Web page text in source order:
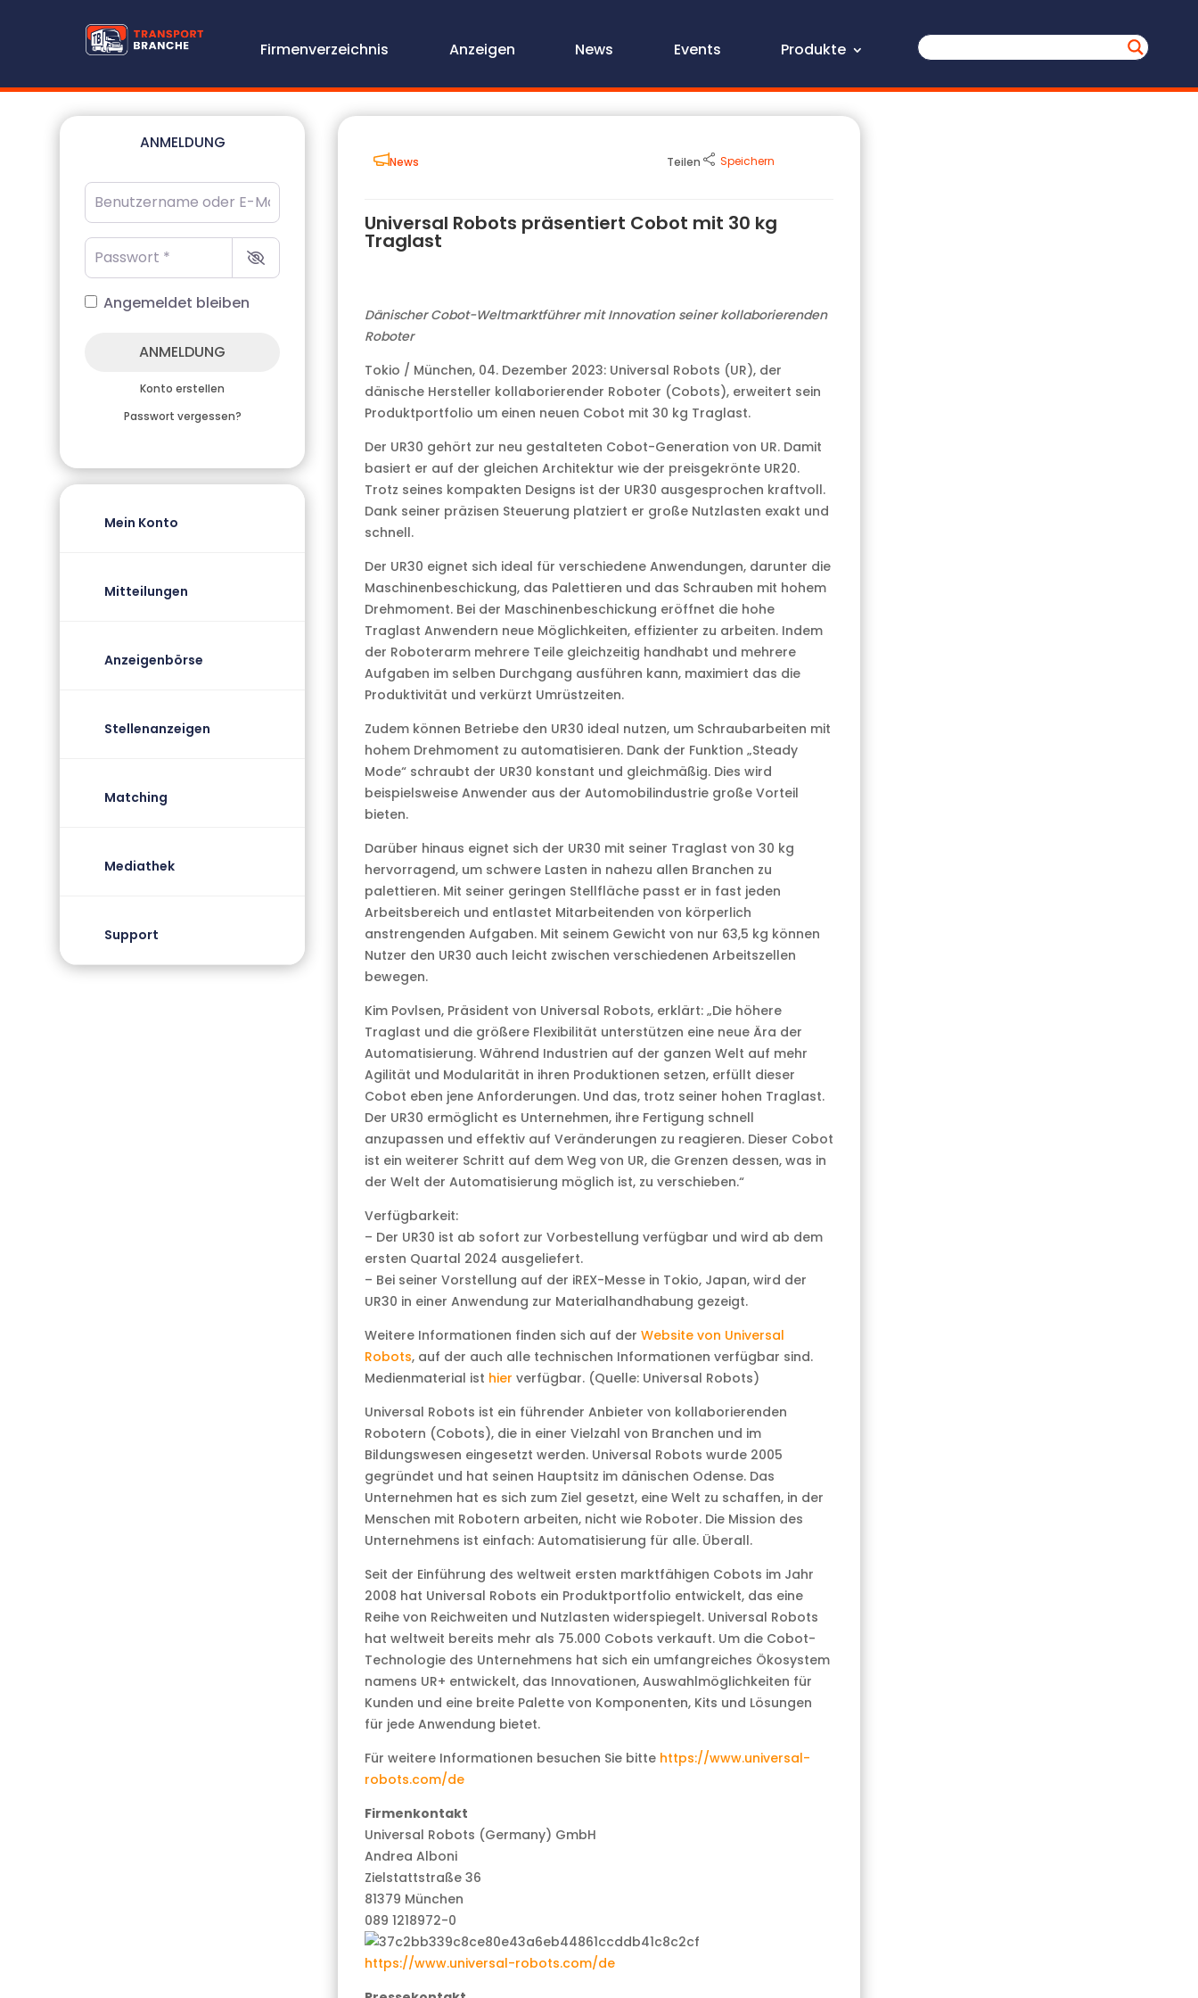
Firmenverzeichnis Anzeigen News Events Produkte
ANMELDUNG
Benutzername oder E-Mail-Adresse
Passwort
Angemeldet bleiben
ANMELDUNG
Konto erstellen
Passwort vergessen?
Mein Konto
Mitteilungen
Anzeigenbörse
Stellenanzeigen
Matching
Mediathek
Support
News Teilen Speichern
Universal Robots präsentiert Cobot mit 30 kg
Traglast
Dänischer Cobot-Weltmarktführer mit Innovation seiner kollaborierenden
Roboter
Tokio / München, 04. Dezember 2023: Universal Robots (UR), der
dänische Hersteller kollaborierender Roboter (Cobots), erweitert sein
Produktportfolio um einen neuen Cobot mit 30 kg Traglast.
Der UR30 gehört zur neu gestalteten Cobot-Generation von UR. Damit
basiert er auf der gleichen Architektur wie der preisgekrönte UR20.
Trotz seines kompakten Designs ist der UR30 ausgesprochen kraftvoll.
Dank seiner präzisen Steuerung platziert er große Nutzlasten exakt und
schnell.
Der UR30 eignet sich ideal für verschiedene Anwendungen, darunter die
Maschinenbeschickung, das Palettieren und das Schrauben mit hohem
Drehmoment. Bei der Maschinenbeschickung eröffnet die hohe
Traglast Anwendern neue Möglichkeiten, effizienter zu arbeiten. Indem
der Roboterarm mehrere Teile gleichzeitig handhabt und mehrere
Aufgaben im selben Durchgang ausführen kann, maximiert das die
Produktivität und verkürzt Umrüstzeiten.
Zudem können Betriebe den UR30 ideal nutzen, um Schraubarbeiten mit
hohem Drehmoment zu automatisieren. Dank der Funktion „Steady
Mode“ schraubt der UR30 konstant und gleichmäßig. Dies wird
beispielsweise Anwender aus der Automobilindustrie große Vorteil
bieten.
Darüber hinaus eignet sich der UR30 mit seiner Traglast von 30 kg
hervorragend, um schwere Lasten in nahezu allen Branchen zu
palettieren. Mit seiner geringen Stellfläche passt er in fast jeden
Arbeitsbereich und entlastet Mitarbeitenden von körperlich
anstrengenden Aufgaben. Mit seinem Gewicht von nur 63,5 kg können
Nutzer den UR30 auch leicht zwischen verschiedenen Arbeitszellen
bewegen.
Kim Povlsen, Präsident von Universal Robots, erklärt: „Die höhere
Traglast und die größere Flexibilität unterstützen eine neue Ära der
Automatisierung. Während Industrien auf der ganzen Welt auf mehr
Agilität und Modularität in ihren Produktionen setzen, erfüllt dieser
Cobot eben jene Anforderungen. Und das, trotz seiner hohen Traglast.
Der UR30 ermöglicht es Unternehmen, ihre Fertigung schnell
anzupassen und effektiv auf Veränderungen zu reagieren. Dieser Cobot
ist ein weiterer Schritt auf dem Weg von UR, die Grenzen dessen, was in
der Welt der Automatisierung möglich ist, zu verschieben.“
Verfügbarkeit:
– Der UR30 ist ab sofort zur Vorbestellung verfügbar und wird ab dem
ersten Quartal 2024 ausgeliefert.
– Bei seiner Vorstellung auf der iREX-Messe in Tokio, Japan, wird der
UR30 in einer Anwendung zur Materialhandhabung gezeigt.
Weitere Informationen finden sich auf der Website von Universal
Robots, auf der auch alle technischen Informationen verfügbar sind.
Medienmaterial ist hier verfügbar. (Quelle: Universal Robots)
Universal Robots ist ein führender Anbieter von kollaborierenden
Robotern (Cobots), die in einer Vielzahl von Branchen und im
Bildungswesen eingesetzt werden. Universal Robots wurde 2005
gegründet und hat seinen Hauptsitz im dänischen Odense. Das
Unternehmen hat es sich zum Ziel gesetzt, eine Welt zu schaffen, in der
Menschen mit Robotern arbeiten, nicht wie Roboter. Die Mission des
Unternehmens ist einfach: Automatisierung für alle. Überall.
Seit der Einführung des weltweit ersten marktfähigen Cobots im Jahr
2008 hat Universal Robots ein Produktportfolio entwickelt, das eine
Reihe von Reichweiten und Nutzlasten widerspiegelt. Universal Robots
hat weltweit bereits mehr als 75.000 Cobots verkauft. Um die Cobot-
Technologie des Unternehmens hat sich ein umfangreiches Ökosystem
namens UR+ entwickelt, das Innovationen, Auswahlmöglichkeiten für
Kunden und eine breite Palette von Komponenten, Kits und Lösungen
für jede Anwendung bietet.
Für weitere Informationen besuchen Sie bitte https://www.universal-
robots.com/de
Firmenkontakt
Universal Robots (Germany) GmbH
Andrea Alboni
Zielstattstraße 36
81379 München
089 1218972-0
https://www.universal-robots.com/de